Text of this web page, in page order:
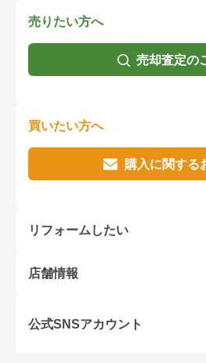
売りたい方へ
売却査定の
買いたい方へ
購入に関する
リフォームしたい
店舗情報
公式SNSアカウント